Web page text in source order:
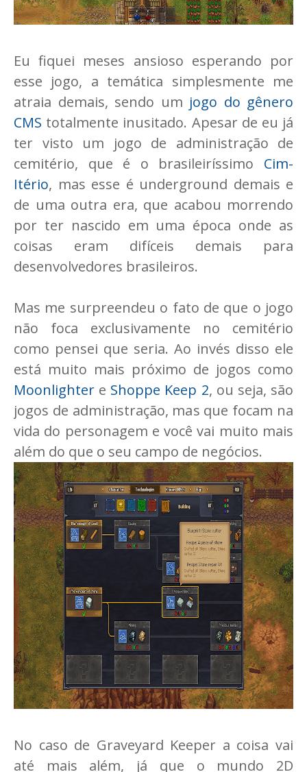
Eu fiquei meses ansioso esperando por
esse jogo, a temática simplesmente me
atraia demais, sendo um jogo do gênero
CMS totalmente inusitado. Apesar de eu já
ter visto um jogo de administração de
cemitério, que é o brasileiríssimo Cim-
Itério, mas esse é underground demais e
de uma outra era, que acabou morrendo
por ter nascido em uma época onde as
coisas eram difíceis demais para
desenvolvedores brasileiros.
Mas me surpreendeu o fato de que o jogo
não foca exclusivamente no cemitério
como pensei que seria. Ao invés disso ele
está muito mais próximo de jogos como
Moonlighter e Shoppe Keep 2, ou seja, são
jogos de administração, mas que focam na
vida do personagem e você vai muito mais
além do que o seu campo de negócios.
No caso de Graveyard Keeper a coisa vai
até mais além, já que o mundo 2D